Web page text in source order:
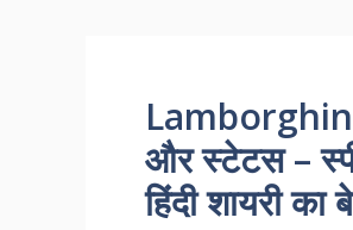
Lamborghini
और स्टेटस –
हिंदी शायरी